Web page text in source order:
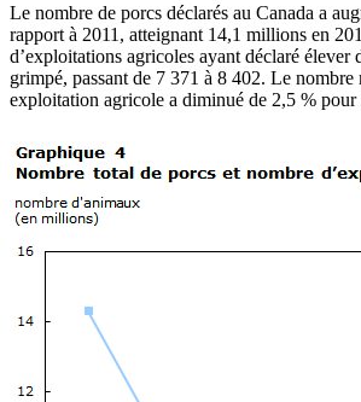
Le nombre de porcs déclarés au Canada a
rapport à 2011, atteignant 14,1 millions en
d’exploitations agricoles ayant déclaré élever
grimpé, passant de 7 371 à 8 402. Le nombre
exploitation agricole a diminué de 2,5 % pour